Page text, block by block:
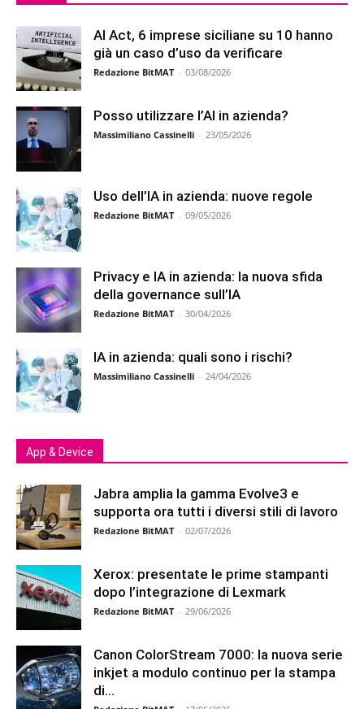
AI Act, 6 imprese siciliane su 10 hanno
già un caso d’uso da verificare
Redazione BitMAT - 03/08/2026
Posso utilizzare l’AI in azienda?
Massimiliano Cassinelli - 23/05/2026
Uso dell’IA in azienda: nuove regole
Redazione BitMAT - 09/05/2026
Privacy e IA in azienda: la nuova sfida
della governance sull’IA
Redazione BitMAT - 30/04/2026
IA in azienda: quali sono i rischi?
Massimiliano Cassinelli - 24/04/2026
App & Device
Jabra amplia la gamma Evolve3 e
supporta ora tutti i diversi stili di lavoro
Redazione BitMAT - 02/07/2026
Xerox: presentate le prime stampanti
dopo l’integrazione di Lexmark
Redazione BitMAT - 29/06/2026
Canon ColorStream 7000: la nuova serie
inkjet a modulo continuo per la stampa
di...